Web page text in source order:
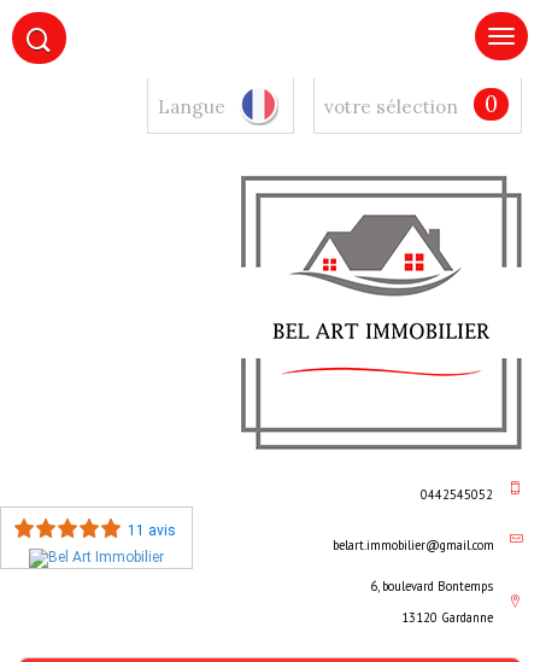
Langue votre sélection 0
0442545052
belart.immobilier@gmail.com
6, boulevard Bontemps
13120 Gardanne
11 avis